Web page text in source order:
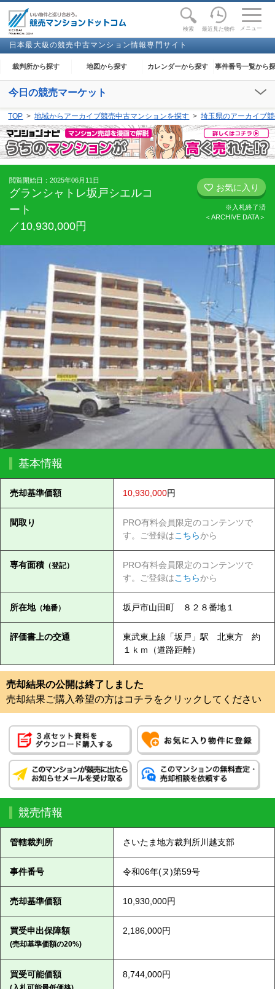
検索 最近見た物件 メニュー
日本最大級の競売中古マンション情報専門サイト
裁判所から探す 地図から探す カレンダーから探す 事件番号一覧から
toggle
今日の競売マーケット
閲覧開始：-
TOP 地域からアーカイブ競売中古マンションを探す 埼玉県のアーカイブ
閲覧開始日：2025年06月11日
グランシャトレ坂戸シエルコ
ート
／10,930,000円
お気に入り
※入札終了済
＜ARCHIVE DATA＞
基本情報
売却基準価額 10,930,000円
間取り
PRO有料会員限定のコンテンツで
す。ご登録はこちらから
専有面積（登記）
PRO有料会員限定のコンテンツで
す。ご登録はこちらから
所在地（地番） 坂戸市山田町 ８２８番地１
評価書上の交通
東武東上線「坂戸」駅 北東方 約
１ｋｍ（道路距離）
売却結果の公開は終了しました
売却結果ご購入希望の方はコチラをクリックしてください
競売情報
管轄裁判所 さいたま地方裁判所川越支部
事件番号 令和06年(ヌ)第59号
売却基準価額 10,930,000円
買受申出保障額
(売却基準価額の20%)
2,186,000円
買受可能価額 8,744,000円